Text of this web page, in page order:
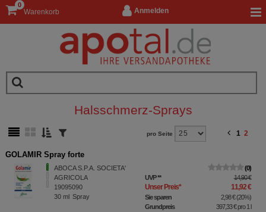
Anmelden
Warenkorb
0
Halsschmerz-Sprays
pro Seite 1 2
GOLAMIR Spray forte
ABOCA S.P.A. SOCIETA'
AGRICOLA
19095090
30 ml Spray
0
UVP** 14,90 €
Unser Preis* 11,92 €
Sie sparen 2,98 €(20%)
Grundpreis
397,33 €pro 1 l